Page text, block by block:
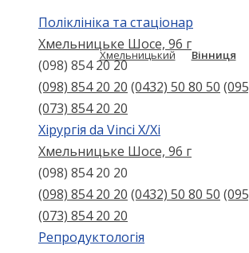
Хмельницький Вінниця
Поліклініка та стаціонар
Хмельницьке Шосе, 96 г
(098) 854 20 20
(098) 854 20 20 (0432) 50 80 50
(073) 854 20 20
Хірургія da Vinci X/Xі
Хмельницьке Шосе, 96 г
(098) 854 20 20
(098) 854 20 20 (0432) 50 80 50
(073) 854 20 20
Репродуктологія